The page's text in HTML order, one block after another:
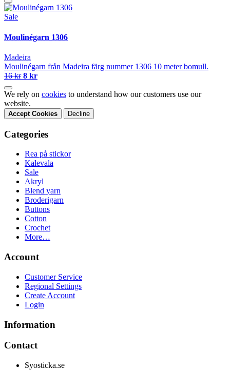
Sale
Moulinégarn 1306
Madeira
Moulinégarn från Madeira färg nummer 1306 10 meter bomull.
16 kr 8 kr
We rely on cookies to understand how our customers use our
website.
Accept Cookies Decline
Categories
Rea på stickor
Kalevala
Sale
Akryl
Blend yarn
Broderigarn
Buttons
Cotton
Crochet
More…
Account
Customer Service
Regional Settings
Create Account
Login
Information
Contact
Syosticka.se